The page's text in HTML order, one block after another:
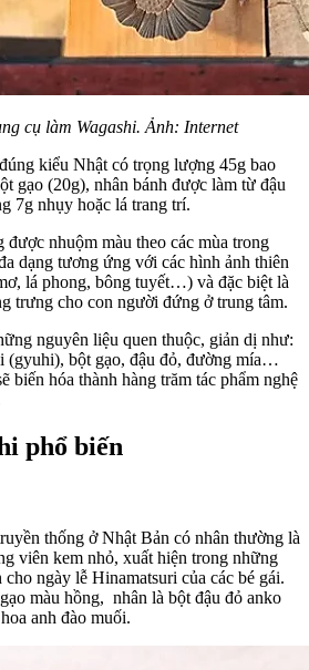
cụ làm Wagashi. Ảnh: Internet
kiểu Nhật có trọng lượng 45g bao
gạo (20g), nhân bánh được làm từ đậu
7g nhụy hoặc lá trang trí.
được nhuộm màu theo các mùa trong
dạng tương ứng với các hình ảnh thiên
lá phong, bông tuyết…) và đặc biệt là
trưng cho con người đứng ở trung tâm.
nguyên liệu quen thuộc, giản dị như:
(gyuhi), bột gạo, đậu đỏ, đường mía…
biến hóa thành hàng trăm tác phẩm nghệ
phổ biến
thống ở Nhật Bản có nhân thường là
viên kem nhỏ, xuất hiện trong những
ngày lễ Hinamatsuri của các bé gái.
màu hồng, nhân là bột đậu đỏ anko
anh đào muối.